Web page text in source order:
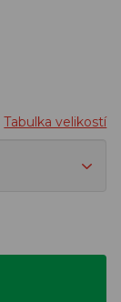
Tabulka velikostí